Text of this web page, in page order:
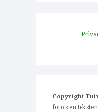
Copyright
foto's en